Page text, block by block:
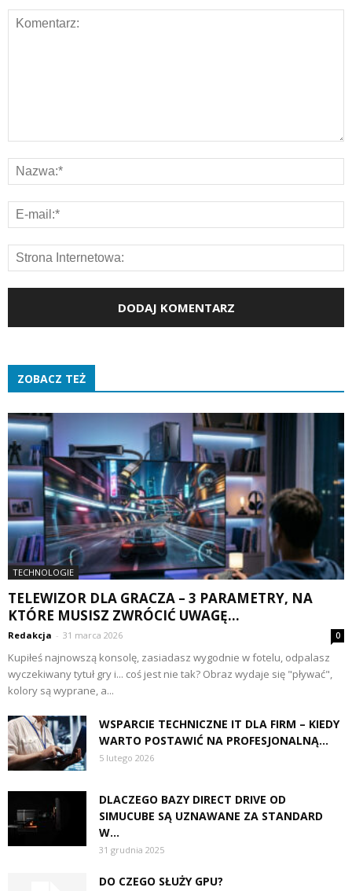
ZOBACZ TEŻ
TECHNOLOGIE
TELEWIZOR DLA GRACZA – 3 PARAMETRY, NA
KTÓRE MUSISZ ZWRÓCIĆ UWAGĘ...
Redakcja - 31 marca 2026 0
Kupiłeś najnowszą konsolę, zasiadasz wygodnie w fotelu, odpalasz
wyczekiwany tytuł gry i... coś jest nie tak? Obraz wydaje się "pływać",
kolory są wyprane, a...
WSPARCIE TECHNICZNE IT DLA FIRM – KIEDY
WARTO POSTAWIĆ NA PROFESJONALNĄ...
5 lutego 2026
DLACZEGO BAZY DIRECT DRIVE OD
SIMUCUBE SĄ UZNAWANE ZA STANDARD
W...
31 grudnia 2025
DO CZEGO SŁUŻY GPU?